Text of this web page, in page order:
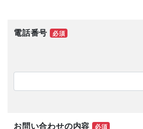
電話番号 必須
お問い合わせの内容 必須